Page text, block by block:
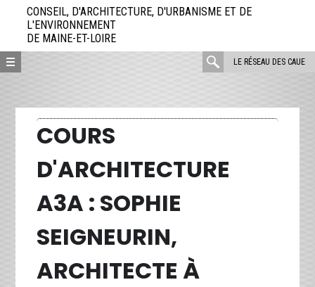
directement
contenu
CONSEIL, D'ARCHITECTURE, D'URBANISME ET DE
L'ENVIRONNEMENT
DE MAINE-ET-LOIRE
LE RÉSEAU DES CAUE
rechercher
COURS
D'ARCHITECTURE
A3A : SOPHIE
SEIGNEURIN,
ARCHITECTE À